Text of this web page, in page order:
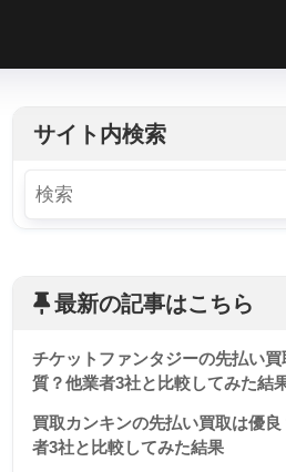
サイト内検索
最新の記事はこちら
チケットファンタジーの先払い
質？他業者3社と比較してみた結
買取カンキンの先払い買取は優
者3社と比較してみた結果